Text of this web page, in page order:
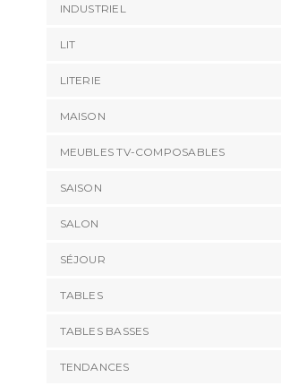
INDUSTRIEL
LIT
LITERIE
MAISON
MEUBLES TV-COMPOSABLES
SAISON
SALON
SÉJOUR
TABLES
TABLES BASSES
TENDANCES